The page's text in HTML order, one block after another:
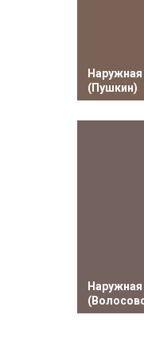
(Пушкин)